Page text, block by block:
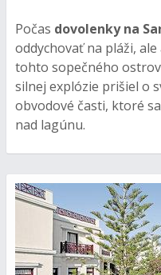
Počas dovolenky na
oddychovať na pláži,
tohto sopečného
silnej explózie prišiel o
obvodové časti, ktoré
nad lagúnu.